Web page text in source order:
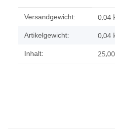
Produkteigenschaft
Wert
Versandgewicht: 0,04
Artikelgewicht: 0,04
Inhalt: